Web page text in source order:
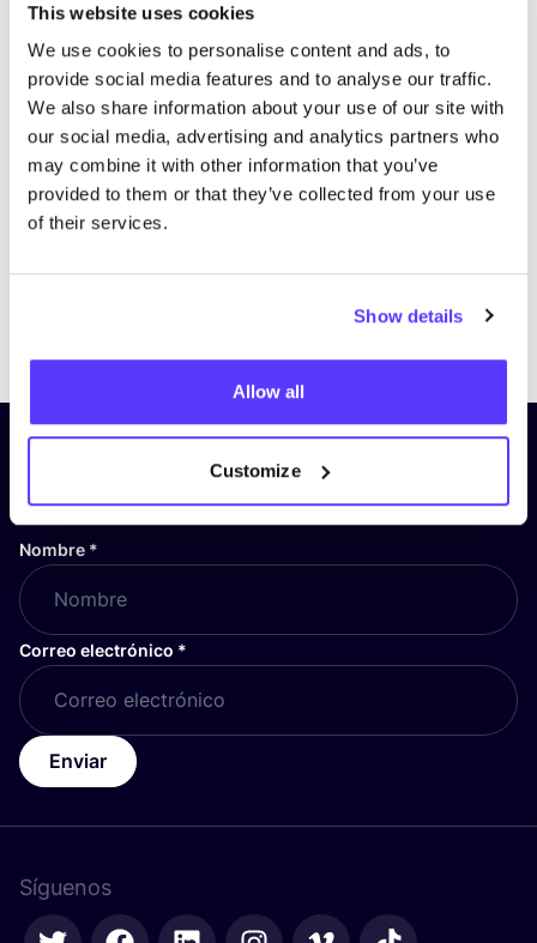
This website uses cookies
We use cookies to personalise content and ads, to
provide social media features and to analyse our traffic.
We also share information about your use of our site with
our social media, advertising and analytics partners who
may combine it with other information that you’ve
provided to them or that they’ve collected from your use
of their services.
Show details
Allow all
Customize
PreviousNext
¡Suscríbete a nuestro boletín
y mantente informado!
Nombre *
Correo electrónico *
Enviar
Síguenos